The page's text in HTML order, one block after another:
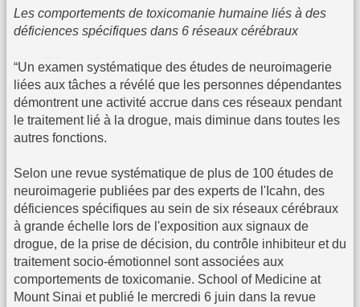
Les comportements de toxicomanie humaine liés à des
déficiences spécifiques dans 6 réseaux cérébraux
“Un examen systématique des études de neuroimagerie
liées aux tâches a révélé que les personnes dépendantes
démontrent une activité accrue dans ces réseaux pendant
le traitement lié à la drogue, mais diminue dans toutes les
autres fonctions.
Selon une revue systématique de plus de 100 études de
neuroimagerie publiées par des experts de l'Icahn, des
déficiences spécifiques au sein de six réseaux cérébraux
à grande échelle lors de l'exposition aux signaux de
drogue, de la prise de décision, du contrôle inhibiteur et du
traitement socio-émotionnel sont associées aux
comportements de toxicomanie. School of Medicine at
Mount Sinai et publié le mercredi 6 juin dans la revue